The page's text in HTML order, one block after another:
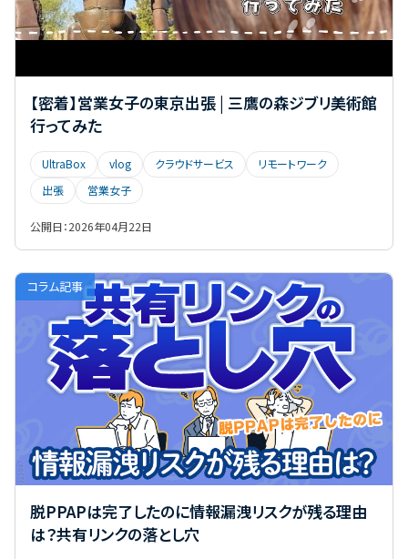
【密着】営業女子の東京出張 | 三鷹の森ジブリ美術館
行ってみた
UltraBox vlog クラウドサービス
リモートワーク
出張
営業女子
公開日：2026年04月22日
コラム記事
脱PPAPは完了したのに情報漏洩リスクが残る理由
は？共有リンクの落とし穴